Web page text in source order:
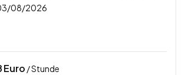
08/2026
Euro / Stunde